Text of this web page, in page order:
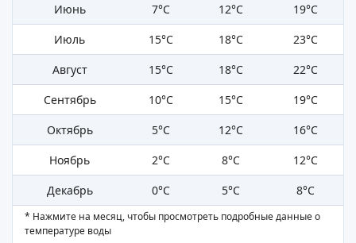
Июнь
7°C 12°C
19°C
Июль
15°C 18°C
23°C
Август
15°C 18°C
22°C
Сентябрь
10°C 15°C
19°C
Октябрь
5°C 12°C
16°C
Ноябрь
2°C 8°C
12°C
Декабрь
0°C 5°C 8°C
* Нажмите на месяц, чтобы просмотреть подробные данные о
температуре воды